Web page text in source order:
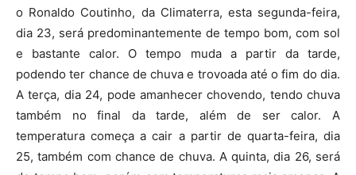
o Ronaldo Coutinho, da Climaterra, esta segunda-feira,
dia 23, será predominantemente de tempo bom, com sol
e bastante calor. O tempo muda a partir da tarde,
podendo ter chance de chuva e trovoada até o fim do dia.
A terça, dia 24, pode amanhecer chovendo, tendo chuva
também no final da tarde, além de ser calor. A
temperatura começa a cair a partir de quarta-feira, dia
25, também com chance de chuva. A quinta, dia 26, será